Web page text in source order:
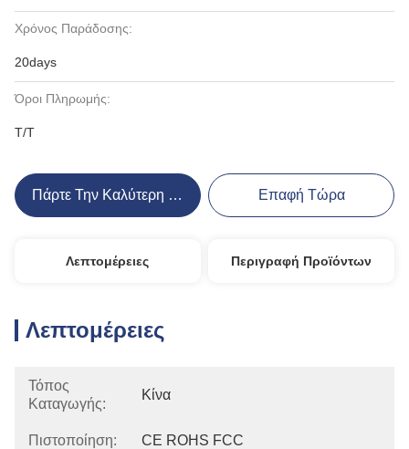
Χρόνος Παράδοσης:
20days
Όροι Πληρωμής:
T/T
Πάρτε Την Καλύτερη Τιμή Επαφή Τώρα
Λεπτομέρειες Περιγραφή Προϊόντων
Λεπτομέρειες
Τόπος
Καταγωγής:
Κίνα
Πιστοποίηση: CE ROHS FCC